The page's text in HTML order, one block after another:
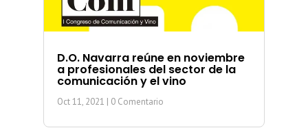
D.O. Navarra reúne en noviembre
a profesionales del sector de la
comunicación y el vino
Oct 11, 2021 | 0 Comentario